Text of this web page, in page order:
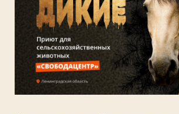
Видео
Генеральный продюсер
Александра
Абдулкеримова
Гостевой продюсер
Мария Гришина
Менеджмент
Руководитель проекта
Елена Куликова
Елена Назаренко